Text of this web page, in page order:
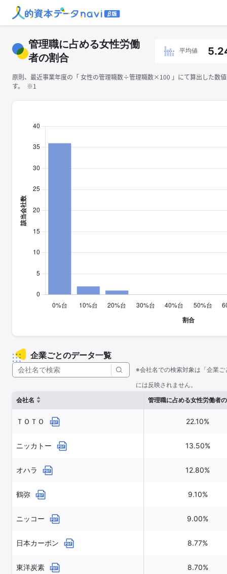
管理職に占める女性労働
者の割合
平均値
原則、最近事業年度の「 ⼥性の管理職数÷管理職数×100 」にて算出した数
す。 ※1
企業ごとのデータ一覧
※会社名での検索対象は「企業
には反映されません。
会社名
管理職に占める女性労働者
ＴＯＴＯ 22.10%
ニッカトー 13.50%
オハラ 12.80%
鶴弥 9.10%
ニッコー 9.00%
日本カーボン 8.77%
東洋炭素 8.70%